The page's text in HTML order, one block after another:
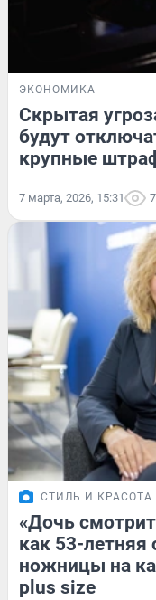
ЭКОНОМИКА
Скрытая
будут
крупные
7 марта, 2026, 15:31
СТИЛЬ И КРАСОТА
«Дочь
как 53-летняя
ножницы на
plus size